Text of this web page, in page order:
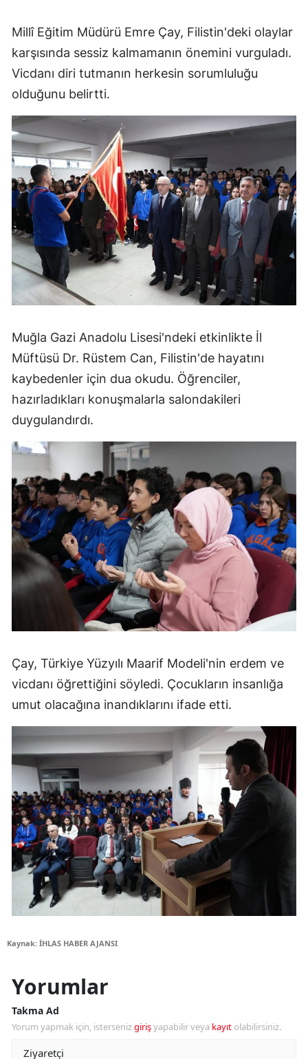
Millî Eğitim Müdürü Emre Çay, Filistin'deki olaylar
karşısında sessiz kalmamanın önemini vurguladı.
Vicdanı diri tutmanın herkesin sorumluluğu
olduğunu belirtti.
Muğla Gazi Anadolu Lisesi'ndeki etkinlikte İl
Müftüsü Dr. Rüstem Can, Filistin'de hayatını
kaybedenler için dua okudu. Öğrenciler,
hazırladıkları konuşmalarla salondakileri
duygulandırdı.
Çay, Türkiye Yüzyılı Maarif Modeli'nin erdem ve
vicdanı öğrettiğini söyledi. Çocukların insanlığa
umut olacağına inandıklarını ifade etti.
Kaynak: İHLAS HABER AJANSI
Yorumlar
Takma Ad
Yorum yapmak için, istersenizgirişyapabilir veya kayıt olabilirsiniz.